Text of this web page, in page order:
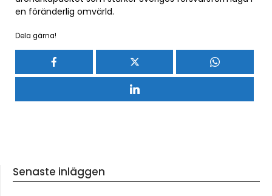
en föränderlig omvärld.
Dela gärna!
Senaste inläggen